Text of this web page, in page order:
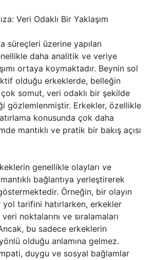
Veri Odaklı Bir Yaklaşım
süreçleri üzerine yapılan
daha analitik ve veriye
ortaya koymaktadır. Beynin sol
olduğu erkeklerde, belleğin
somut, veri odaklı bir şekilde
gözlemlenmiştir. Erkekler, özellikle
konusunda çok daha
mantıklı ve pratik bir bakış açısı
genellikle olayları ve
bağlantıya yerleştirerek
göstermektedir. Örneğin, bir olayın
tarifini hatırlarken, erkekler
noktalarını ve sıralamaları
bu sadece erkeklerin
yönlü olduğu anlamına gelmez.
duygu ve sosyal bağlamlar